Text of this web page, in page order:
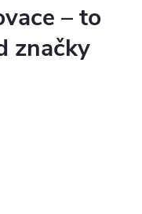
– to
značky